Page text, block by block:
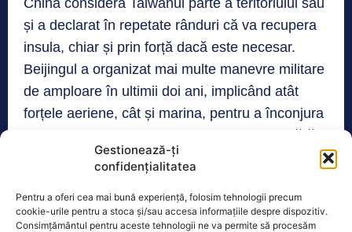
Gestionează-ți
confidențialitatea
Pentru a oferi cea mai bună experiență, folosim tehnologii precum
cookie-urile pentru a stoca și/sau accesa informațiile despre dispozitiv.
Consimțământul pentru aceste tehnologii ne va permite să procesăm
China consideră Taiwanul parte a teritoriului său
și a declarat în repetate rânduri că va recupera
insula, chiar și prin forță dacă este necesar.
Beijingul a organizat mai multe manevre militare
de amploare în ultimii doi ani, implicând atât
forțele aeriene, cât și marina, pentru a înconjura
TAGS CHINA TAIWAN